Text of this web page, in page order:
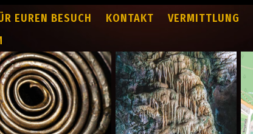
EUREN BESUCH KONTAKT
VERMITTLUNG